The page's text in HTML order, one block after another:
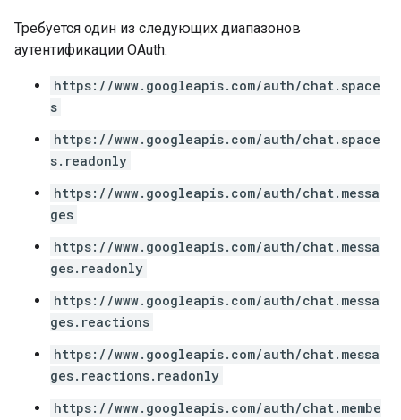
Требуется один из следующих диапазонов
аутентификации OAuth:
https://www.googleapis.com/auth/chat.space
s
https://www.googleapis.com/auth/chat.space
s.readonly
https://www.googleapis.com/auth/chat.messa
ges
https://www.googleapis.com/auth/chat.messa
ges.readonly
https://www.googleapis.com/auth/chat.messa
ges.reactions
https://www.googleapis.com/auth/chat.messa
ges.reactions.readonly
https://www.googleapis.com/auth/chat.membe